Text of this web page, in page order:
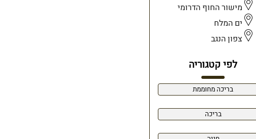
מישור החוף הדרומי
ים המלח
צפון הנגב
לפי קטגוריה